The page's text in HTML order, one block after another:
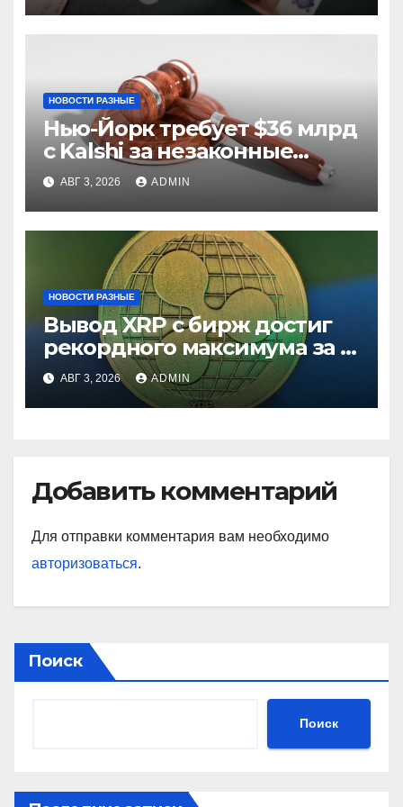
НОВОСТИ РАЗНЫЕ
Нью-Йорк требует $36 млрд
с Kalshi за незаконные
ставки
АВГ 3, 2026 ADMIN
НОВОСТИ РАЗНЫЕ
Вывод XRP с бирж достиг
рекордного максимума за 5
летАВГ 3, 2026 ADMIN
Добавить комментарий
Для отправки комментария вам необходимо
авторизоваться.
Поиск
Поиск